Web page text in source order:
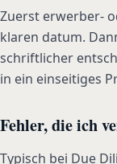
Zuerst erwerber-
klaren datum.
schriftlicher
in ein einseitiges
Fehler, die ich
Typisch bei Due